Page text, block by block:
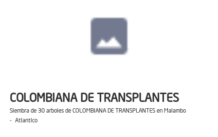
COLOMBIANA DE TRANSPLANTES
Siembra de 30 arboles de COLOMBIANA DE TRANSPLANTES en Malambo
- Atlantico